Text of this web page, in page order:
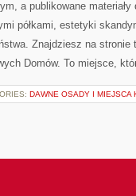
a publikowane
półkami, estetyki
Znajdziesz na
Domów. To miejsce,
DAWNE OSADY I MIEJSCA